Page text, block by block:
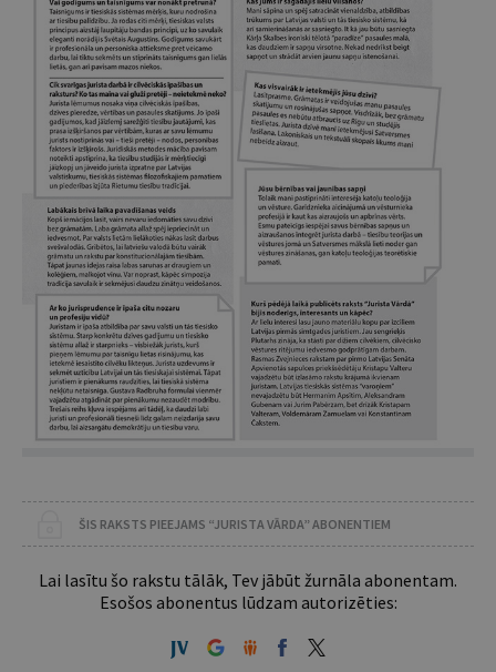
ŠIS RAKSTS PIEEJAMS “JURISTA VĀRDA” ABONENTIEM
Lai lasītu šo rakstu tālāk, Tev jābūt žurnāla abonentam.
Esošos abonentus lūdzam autorizēties: